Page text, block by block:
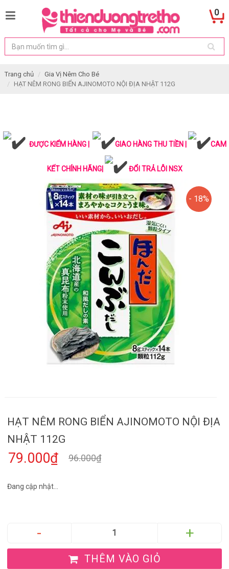
0
Trang chủ
Gia Vị Nêm Cho Bé
HẠT NÊM RONG BIỂN AJINOMOTO NỘI ĐỊA NHẬT 112G
ĐƯỢC KIỂM HÀNG | GIAO HÀNG THU TIỀN | CAM
KẾT CHÍNH HÃNG| ĐỔI TRẢ LỖI NSX
- 18%
HẠT NÊM RONG BIỂN AJINOMOTO NỘI ĐỊA
NHẬT 112G
79.000₫ 96.000₫
Đang cập nhật...
THÊM VÀO GIỎ